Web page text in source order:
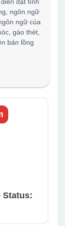
ngôn ngữ
ngữ của
gào thét,
bản lồng
Status: